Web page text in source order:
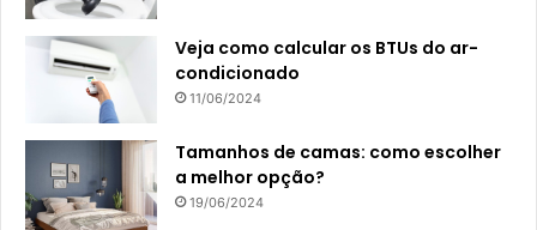
Veja como calcular os BTUs do ar-
condicionado
11/06/2024
Tamanhos de camas: como escolher
a melhor opção?
19/06/2024